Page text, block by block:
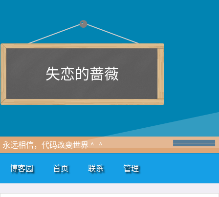
失恋的蔷薇
永远相信，代码改变世界 ^_^
博客园 首页 联系 管理